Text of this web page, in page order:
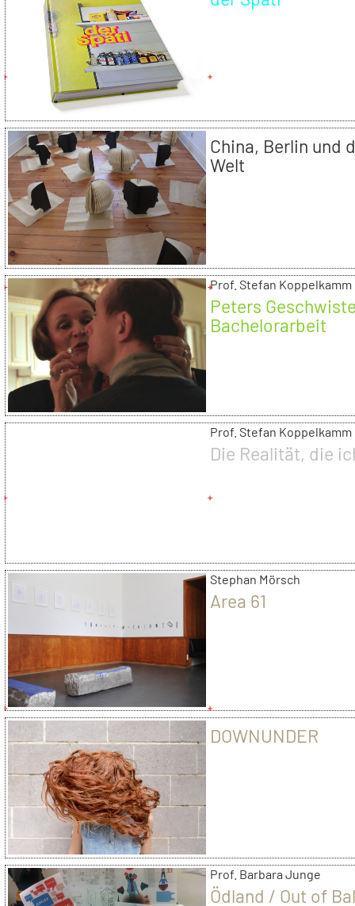
China, Berlin und
Welt
Prof. Stefan Koppelkamm
Peters
Bachelorarbeit
Prof. Stefan Koppelkamm
Die Realität, die
Stephan Mörsch
Area 61
DOWNUNDER
Prof. Barbara Junge
Ödland / Out of